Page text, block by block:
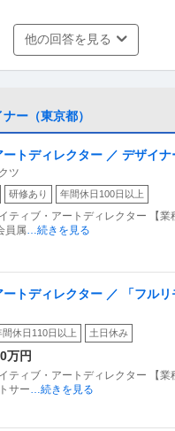
他の回答を見る
ー（東京都）
トディレクター ／ デザイ
ツ
研修あり 年間休日100日以上
ティブ・アートディレクター 【業
員属…続きを見る
トディレクター ／ 「フル
企業のブランド体験をデザ
間休日110日以上 土日休み
万円
ティブ・アートディレクター 【業
サー…続きを見る